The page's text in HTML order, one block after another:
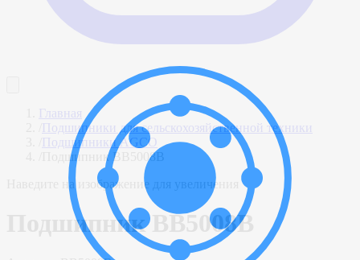
Главная
Подшипники для сельскохозяйственной техники
Подшипники AGCO
Подшипник BB5008B
Наведите на изображение для увеличения
Подшипник BB5008B